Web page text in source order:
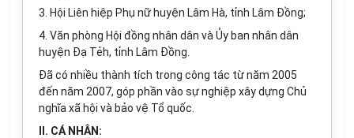
3. Hội Liên hiệp Phụ nữ huyện Lâm Hà, tỉnh Lâm Đồng;
4. Văn phòng Hội đồng nhân dân và Ủy ban nhân dân
huyện Đạ Tẻh, tỉnh Lâm Đồng.
Đã có nhiều thành tích trong công tác từ năm 2005
đến năm 2007, góp phần vào sự nghiệp xây dựng Chủ
nghĩa xã hội và bảo vệ Tổ quốc.
II. CÁ NHÂN: